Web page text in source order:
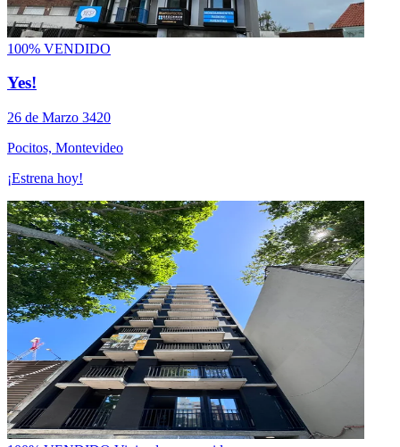
100% VENDIDO
Yes!
26 de Marzo 3420
Pocitos, Montevideo
¡Estrena hoy!